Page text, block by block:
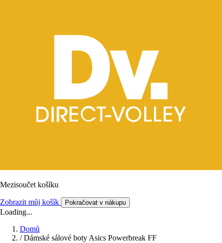
Mezisoučet košíku
Zobrazit můj košík Pokračovat v nákupu
Loading...
Domů
/ Dámské sálové boty Asics Powerbreak FF